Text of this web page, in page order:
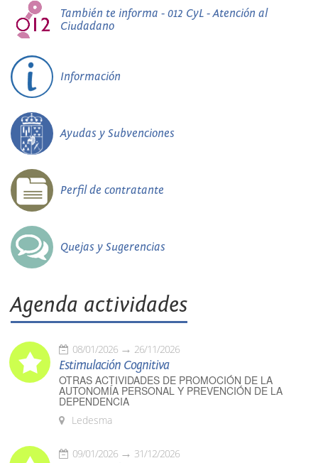
También te informa - 012 CyL - Atención al
Ciudadano
Información
Ayudas y Subvenciones
Perfil de contratante
Quejas y Sugerencias
Agenda actividades
08/01/2026 26/11/2026
Estimulación Cognitiva
OTRAS ACTIVIDADES DE PROMOCIÓN DE LA
AUTONOMÍA PERSONAL Y PREVENCIÓN DE LA
DEPENDENCIA
Ledesma
09/01/2026 31/12/2026